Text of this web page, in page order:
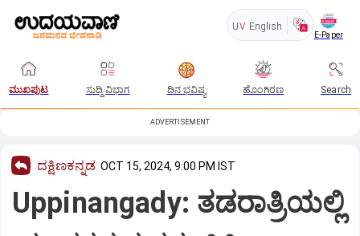
UV English
E-Paper
ಮುಖಪುಟ ಸುದ್ದಿ ವಿಭಾಗ ದಿನ ಭವಿಷ್ಯ ಹೊಂಗಿರಣ Search
ADVERTISEMENT
ದಕ್ಷಿಣಕನ್ನಡ OCT 15, 2024, 9:00 PM IST
Uppinangady: ತಡರಾತ್ರಿಯಲ್ಲಿ